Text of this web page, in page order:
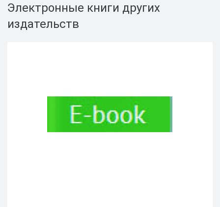
Электронные книги других
издательств